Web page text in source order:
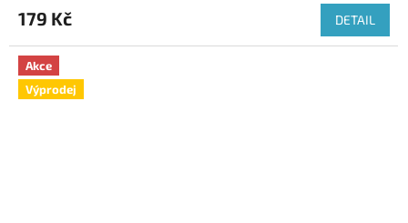
179 Kč DETAIL
Akce
Výprodej